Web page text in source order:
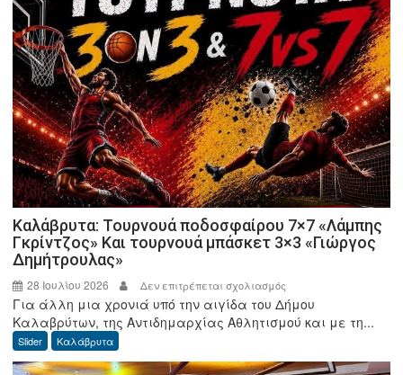
Καλάβρυτα: Τουρνουά ποδοσφαίρου 7×7 «Λάμπης
Γκρίντζος» Και τουρνουά μπάσκετ 3×3 «Γιώργος
Δημήτρουλας»
28 Ιουλίου 2026 Δεν επιτρέπεται σχολιασμός
Καλάβρυτα:
Τουρνουά
7×7
Για άλλη μια χρονιά υπό την αιγίδα του Δήμου
Καλαβρύτων, της Αντιδημαρχίας Αθλητισμού και με τη...
Slider Καλάβρυτα